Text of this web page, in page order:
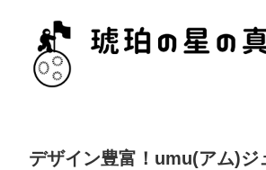
デザイン豊富！umu(アム)ジ